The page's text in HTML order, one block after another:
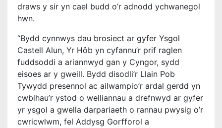
draws y sir yn cael budd o’r adnodd ychwanegol
hwn.
“Bydd cynnwys dau brosiect ar gyfer Ysgol
Castell Alun, Yr Hôb yn cyfannu’r prif raglen
fuddsoddi a ariannwyd gan y Cyngor, sydd
eisoes ar y gweill. Bydd disodli’r Llain Pob
Tywydd presennol ac ailwampio’r ardal gerdd yn
cwblhau’r ystod o welliannau a drefnwyd ar gyfer
yr ysgol a gwella darpariaeth o rannau pwysig o’r
cwricwlwm, fel Addysg Gorfforol a